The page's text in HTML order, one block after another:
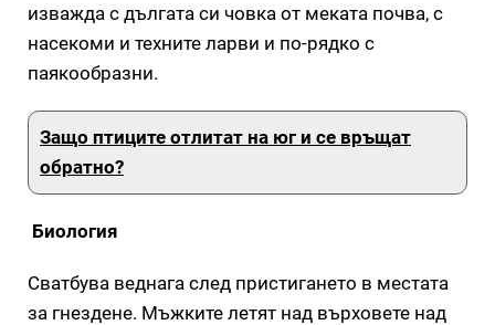
изважда с дългата си човка от меката почва, с
насекоми и техните ларви и по-рядко с
паякообразни.
Защо птиците отлитат на юг и се връщат
обратно?
Биология
Сватбува веднага след пристигането в местата
за гнездене. Мъжките летят над върховете над